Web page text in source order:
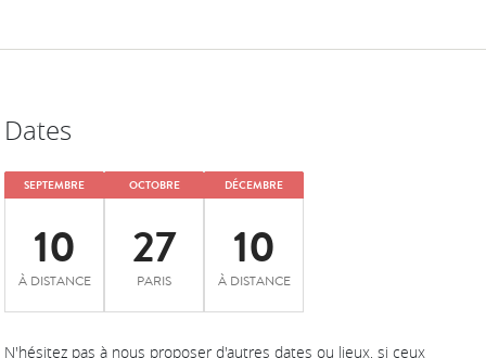
Dates
SEPTEMBRE
10
À DISTANCE
OCTOBRE
27
PARIS
DÉCEMBRE
10
À DISTANCE
N'hésitez pas à nous proposer d'autres dates ou lieux, si ceux